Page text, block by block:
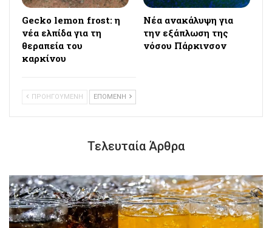
Gecko lemon frost: η
νέα ελπίδα για τη
θεραπεία του
καρκίνου
Νέα ανακάλυψη για
την εξάπλωση της
νόσου Πάρκινσον
ΠΡΟΗΓΟΥΜΕΝΗ ΕΠΟΜΕΝΗ
Τελευταία Άρθρα